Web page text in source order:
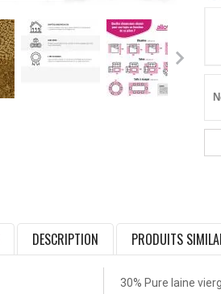
DESCRIPTION PRODUITS
30% Pure laine